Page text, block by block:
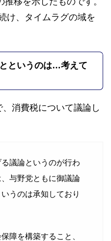
け、タイムラグの域を
というのは…考えて
消費税について議論し
議論というのが行わ
与野党ともに御議論
うのは承知しており
障を構築すること、